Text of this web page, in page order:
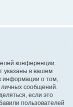
конференции.
указаны в вашем
информации о том,
личных сообщений.
если это
пользователей